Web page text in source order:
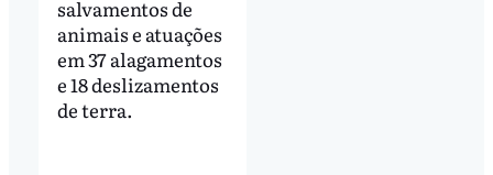
salvamentos de
animais e atuações
em 37 alagamentos
e 18 deslizamentos
de terra.